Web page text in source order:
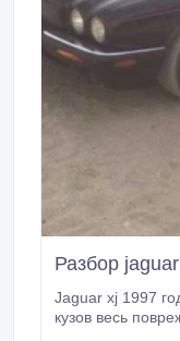
Разбор
Jaguar xj 1997
кузов весь поврежден.